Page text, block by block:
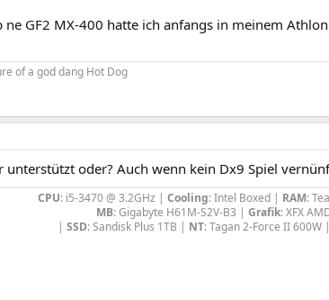
GF2 MX-400 hatte ich anfangs in meinem
of a god dang Hot Dog
unterstützt oder? Auch wenn kein Dx9 Spiel
CPU: i5-3470 @ 3.2GHz | Cooling: Intel Boxed | RAM:
MB: Gigabyte H61M-S2V-B3 | Grafik: XFX
| SSD: Sandisk Plus 1TB | NT: Tagan 2-Force II 600W |